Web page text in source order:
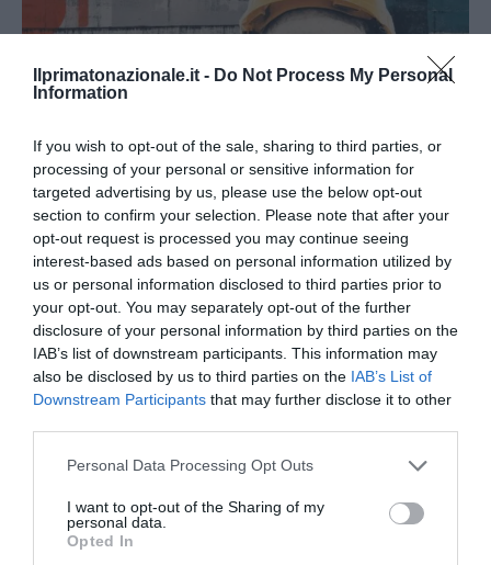
Ilprimatonazionale.it - Do Not Process My Personal
Information
If you wish to opt-out of the sale, sharing to third parties, or
processing of your personal or sensitive information for
targeted advertising by us, please use the below opt-out
section to confirm your selection. Please note that after your
opt-out request is processed you may continue seeing
interest-based ads based on personal information utilized by
us or personal information disclosed to third parties prior to
your opt-out. You may separately opt-out of the further
disclosure of your personal information by third parties on the
IAB’s list of downstream participants. This information may
also be disclosed by us to third parties on the IAB’s List of
Downstream Participants that may further disclose it to other
Please note that this website/app uses one or more Google
not limited to your visit or usage behaviour. You may click to
grant or deny consent to Google and its third-party tags to
use your data for below specified purposes in below Google
Personal Data Processing Opt Outs
I want to opt-out of the Sharing of my
personal data.
Opted In
Spin Time, l’antifascismo commensale della Roma
«open to the future»
7 Agosto 2026